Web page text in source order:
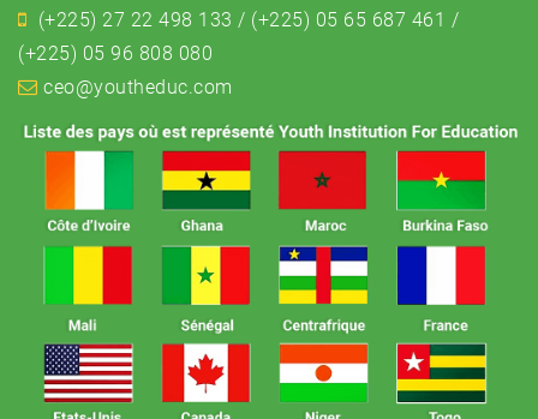
(+225) 27 22 498 133 / (+225) 05 65 687 461 /
(+225) 05 96 808 080
ceo@youtheduc.com